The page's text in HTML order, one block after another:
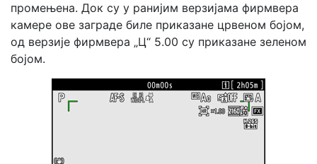
промењена. Док су у ранијим верзијама фирмвера
камере ове заграде биле приказане црвеном бојом,
од верзије фирмвера „Ц“ 5.00 су приказане зеленом
бојом.